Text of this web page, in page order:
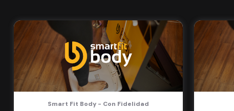
Smart Fit Body - Con Fidelidad